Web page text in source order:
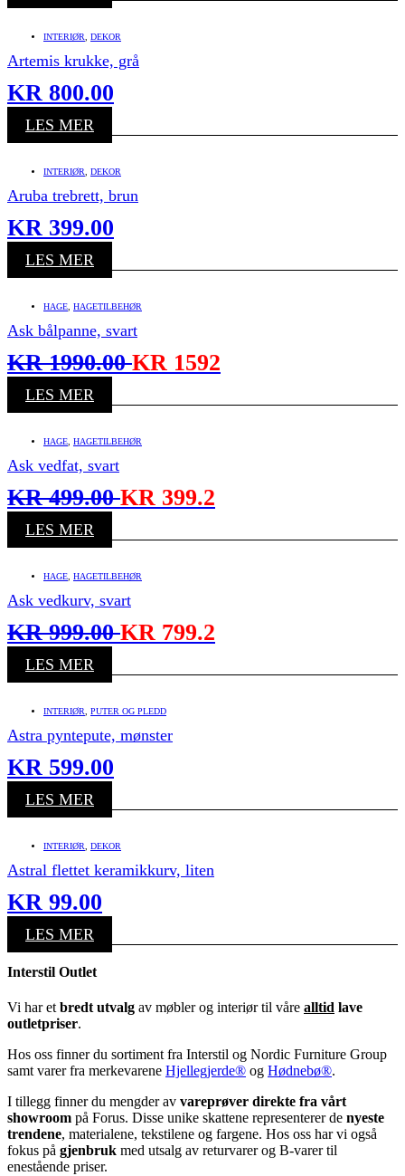
INTERIØR DEKOR
Artemis krukke, grå
KR 800.00
LES MER
INTERIØR DEKOR
Aruba trebrett, brun
KR 399.00
LES MER
HAGE HAGETILBEHØR
Ask bålpanne, svart
KR1990.00KR 1592
LES MER
HAGE HAGETILBEHØR
Ask vedfat, svart
KR499.00KR 399.2
LES MER
HAGE HAGETILBEHØR
Ask vedkurv, svart
KR999.00KR 799.2
LES MER
INTERIØR PUTER OG PLEDD
Astra pyntepute, mønster
KR 599.00
LES MER
INTERIØR DEKOR
Astral flettet keramikkurv, liten
KR 99.00
LES MER
Interstil Outlet
Vi har et bredt utvalg av møbler og interiør til våre alltid lave
outletpriser.
Hos oss finner du sortiment fra Interstil og Nordic Furniture Group
samt varer fra merkevarene Hjellegjerde® og Hødnebø®.
I tillegg finner du mengder av vareprøver direkte fra vårt
showroom på Forus. Disse unike skattene representerer de nyeste
trendene, materialene, tekstilene og fargene. Hos oss har vi også
fokus på gjenbruk med utsalg av returvarer og B-varer til
enestående priser.